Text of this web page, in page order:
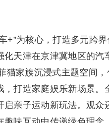
+”为核心，打造多元跨
化天津在京津冀地区的
猫家族沉浸式主题空间
，打造家庭娱乐新场景
启亲子运动新玩法。观众